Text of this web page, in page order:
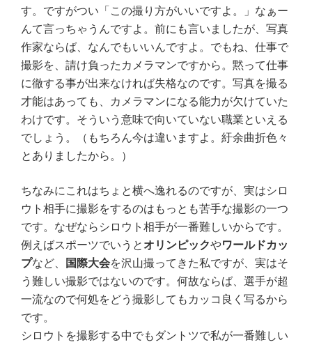
す。ですがつい「この撮り方がいいですよ。」なぁー
んて言っちゃうんですよ。前にも言いましたが、写真
作家ならば、なんでもいいんですよ。でもね、仕事で
撮影を、請け負ったカメラマンですから。黙って仕事
に徹する事が出来なければ失格なのです。写真を撮る
才能はあっても、カメラマンになる能力が欠けていた
わけです。そういう意味で向いていない職業といえる
でしょう。（もちろん今は違いますよ。紆余曲折色々
とありましたから。）
ちなみにこれはちょと横へ逸れるのですが、実はシロ
ウト相手に撮影をするのはもっとも苦手な撮影の一つ
です。なぜならシロウト相手が一番難しいからです。
例えばスポーツでいうと オリンピックやワールドカッ
プなど、 国際大会を沢山撮ってきた私ですが、実はそ
う難しい撮影ではないのです。何故ならば、選手が超
一流なので何処をどう撮影してもカッコ良く写るから
です。
シロウトを撮影する中でもダントツで私が一番難しい